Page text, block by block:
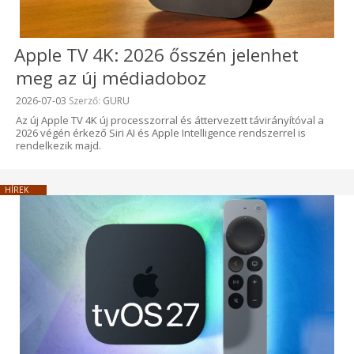
Apple TV 4K: 2026 ősszén jelenhet
meg az új médiadoboz
Beküldve:
2026-07-03 Szerző: GURU
Az új Apple TV 4K új processzorral és áttervezett távirányítóval a
2026 végén érkező Siri AI és Apple Intelligence rendszerrel is
rendelkezik majd.
HÍREK